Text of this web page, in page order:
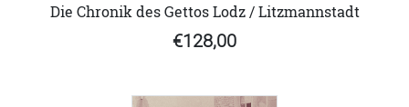
Die Chronik des Gettos Lodz / Litzmannstadt
€128,00